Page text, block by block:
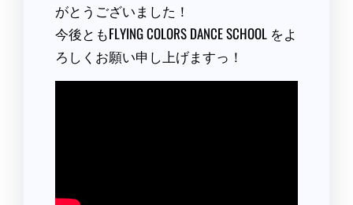
がとうございました！
今後ともFLYING COLORS DANCE SCHOOL をよ
ろしくお願い申し上げますっ！